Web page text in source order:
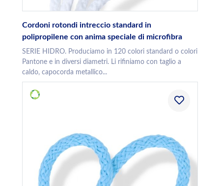
Cordoni rotondi intreccio standard in
polipropilene con anima speciale di microfibra
SERIE HIDRO. Produciamo in 120 colori standard o colori
Pantone e in diversi diametri. Li rifiniamo con taglio a
caldo, capocorda metallico...